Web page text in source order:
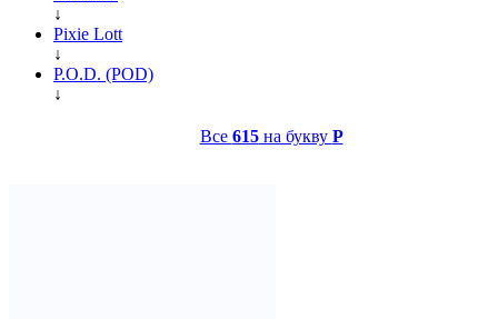
↓
Pixie Lott
↓
P.O.D. (POD)
↓
Все 615на букву P